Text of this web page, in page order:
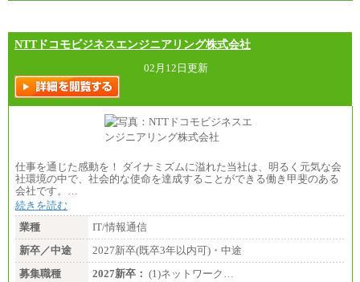
NTTドコモビジネスエンジニアリング株式会社
02月12日更新
仕事を通じた感動を！ ダイナミズムに溢れた当社は、明るく元気な会
社環境の中で、社会的な使命を達成することができる働き甲斐のある
会社です。…
続きを読む
業種
IT/情報通信
新卒／中途
2027新卒(既卒3年以内可)・中途
募集職種
2027新卒： (1)ネットワーク…